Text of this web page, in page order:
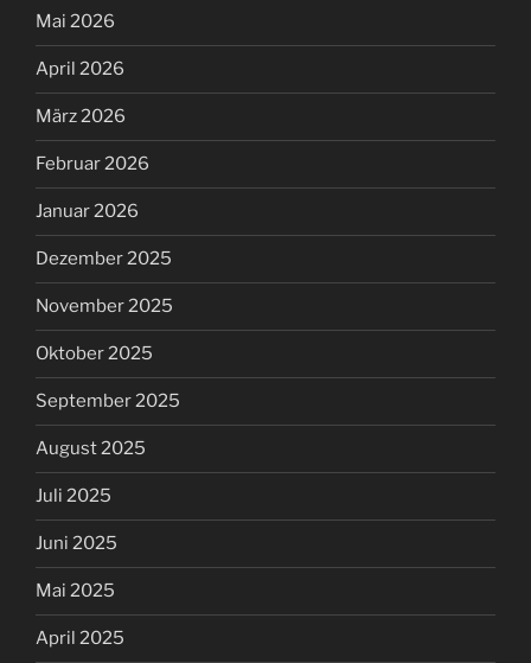
Mai 2026
April 2026
März 2026
Februar 2026
Januar 2026
Dezember 2025
November 2025
Oktober 2025
September 2025
August 2025
Juli 2025
Juni 2025
Mai 2025
April 2025